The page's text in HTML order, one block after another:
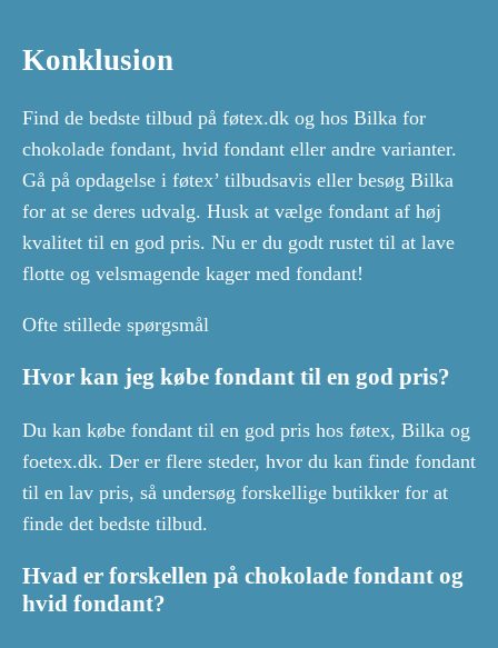
Konklusion
Find de bedste tilbud på føtex.dk og hos Bilka for
chokolade fondant, hvid fondant eller andre varianter.
Gå på opdagelse i føtex’ tilbudsavis eller besøg Bilka
for at se deres udvalg. Husk at vælge fondant af høj
kvalitet til en god pris. Nu er du godt rustet til at lave
flotte og velsmagende kager med fondant!
Ofte stillede spørgsmål
Hvor kan jeg købe fondant til en god pris?
Du kan købe fondant til en god pris hos føtex, Bilka og
foetex.dk. Der er flere steder, hvor du kan finde fondant
til en lav pris, så undersøg forskellige butikker for at
finde det bedste tilbud.
Hvad er forskellen på chokolade fondant og
hvid fondant?